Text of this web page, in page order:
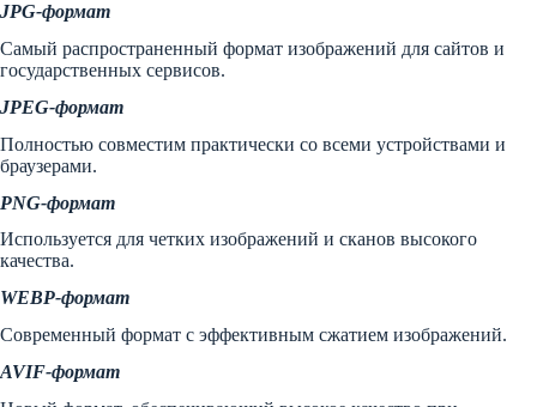
JPG-формат
Самый распространенный формат изображений для сайтов и
государственных сервисов.
JPEG-формат
Полностью совместим практически со всеми устройствами и
браузерами.
PNG-формат
Используется для четких изображений и сканов высокого
качества.
WEBP-формат
Современный формат с эффективным сжатием изображений.
AVIF-формат